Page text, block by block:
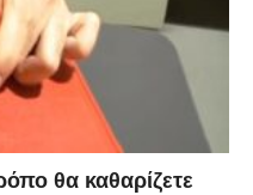
θα καθαρίζετε